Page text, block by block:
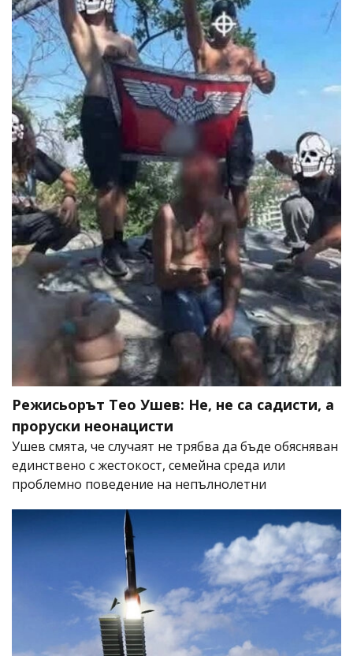
Режисьорът Тео Ушев: Не, не са садисти, а
проруски неонацисти
Ушев смята, че случаят не трябва да бъде обясняван
единствено с жестокост, семейна среда или
проблемно поведение на непълнолетни